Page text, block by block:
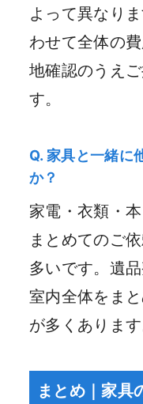
よって異なり
わせて全体の
地確認のうえ
す。
Q. 家具と一緒に
か？
家電・衣類・
まとめてのご
多いです。遺
室内全体をま
が多くあります
まとめ｜家具